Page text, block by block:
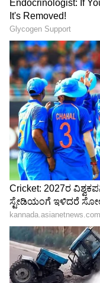
3
Image Credit :
ಮನೆಯಲ್ಲಿ ಸಂತೋಷ
ಮನೆಯಲ್ಲಿ ಸಂತೋಷ
ಒಂದು ಚಮಚ
ದೂರಮಾಡಿ,
ತುಂಬುತ್ತದೆ
ಬಗ್ಗೆ ಇಂದು